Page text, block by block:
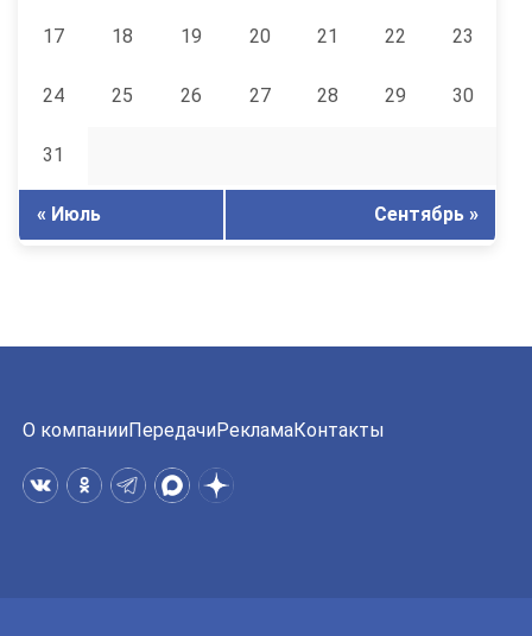
17 18 19 20 21 22 23
24 25 26 27 28 29 30
31
« Июль Сентябрь »
О компанииПередачиРекламаКонтакты